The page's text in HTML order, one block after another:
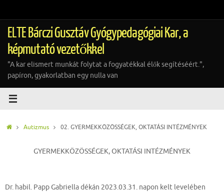
tartalomra
ELTE Bárczi Gusztáv Gyógypedagógiai Kar, a
képmutató vezetőkkel
"A kar elismert munkát folytat a fogyatékkal élők segítéséért.",
papíron, gyakorlatban egy nulla van
HomeAutizmus 02. GYERMEKKÖZÖSSÉGEK, OKTATÁSI INTÉZMÉNYEK
GYERMEKKÖZÖSSÉGEK, OKTATÁSI INTÉZMÉNYEK
Dr. habil. Papp Gabriella dékán 2023.03.31. napon kelt levelében